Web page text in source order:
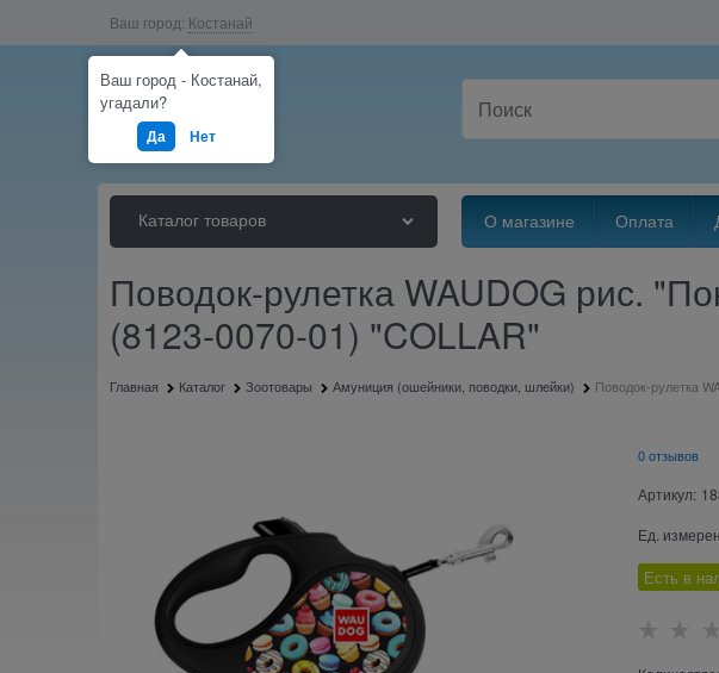
Ваш город: Костанай
Каталог товаров О магазине Оплата
Поводок-рулетка WAUDOG рис.
(8123-0070-01) "COLLAR"
Главная Каталог Зоотовары Амуниция (ошейники, поводки, шлейки) Поводок-рулетка
0 отзывов
Артикул:
Ед.
Есть в
Ваш город - Костанай,
угадали?
Да Нет